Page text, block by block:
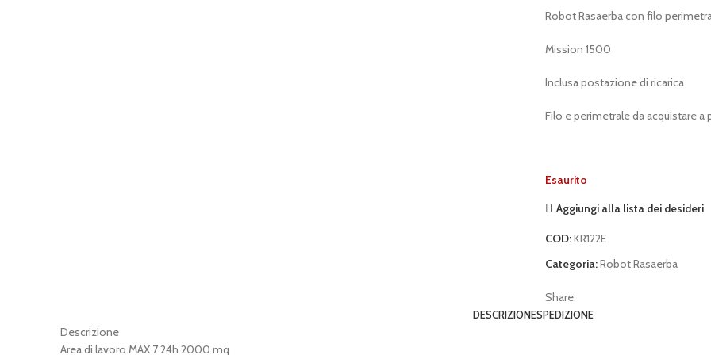
Robot Rasaerba con filo
Mission 1500
Inclusa postazione di ricarica
Filo e perimetrale da acquistare a
Esaurito
Aggiungi alla lista dei desideri
COD:KR122E
Categoria:Robot Rasaerba
Share:
DESCRIZIONESPEDIZIONE
Descrizione
Area di lavoro MAX 7 24h 2000 mq